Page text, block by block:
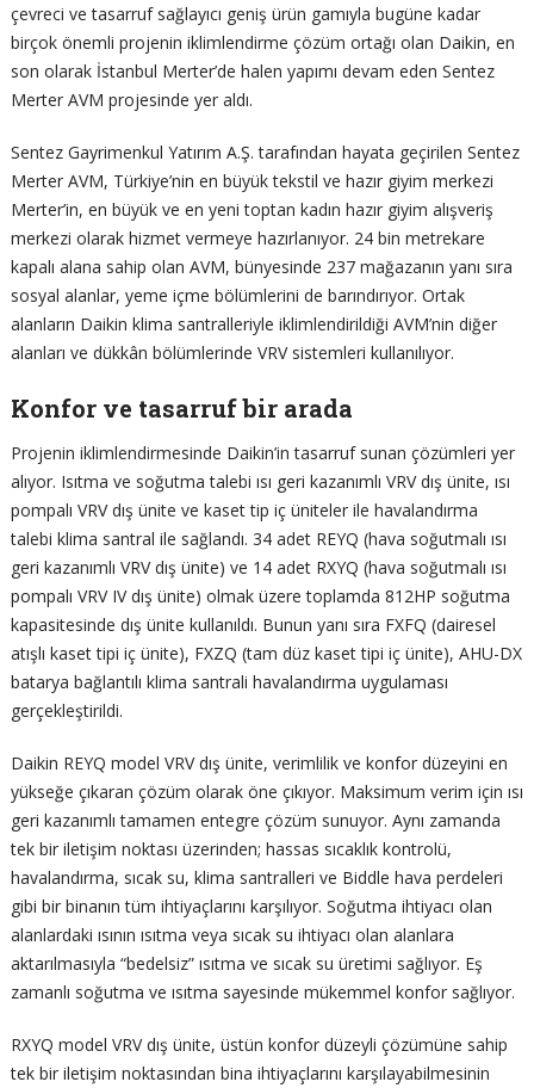
çevreci ve tasarruf sağlayıcı geniş ürün gamıyla bugüne kadar
birçok önemli projenin iklimlendirme çözüm ortağı olan Daikin, en
son olarak İstanbul Merter’de halen yapımı devam eden Sentez
Merter AVM projesinde yer aldı.
Sentez Gayrimenkul Yatırım A.Ş. tarafından hayata geçirilen Sentez
Merter AVM, Türkiye’nin en büyük tekstil ve hazır giyim merkezi
Merter’in, en büyük ve en yeni toptan kadın hazır giyim alışveriş
merkezi olarak hizmet vermeye hazırlanıyor. 24 bin metrekare
kapalı alana sahip olan AVM, bünyesinde 237 mağazanın yanı sıra
sosyal alanlar, yeme içme bölümlerini de barındırıyor. Ortak
alanların Daikin klima santralleriyle iklimlendirildiği AVM’nin diğer
alanları ve dükkân bölümlerinde VRV sistemleri kullanılıyor.
Konfor ve tasarruf bir arada
Projenin iklimlendirmesinde Daikin’in tasarruf sunan çözümleri yer
alıyor. Isıtma ve soğutma talebi ısı geri kazanımlı VRV dış ünite, ısı
pompalı VRV dış ünite ve kaset tip iç üniteler ile havalandırma
talebi klima santral ile sağlandı. 34 adet REYQ (hava soğutmalı ısı
geri kazanımlı VRV dış ünite) ve 14 adet RXYQ (hava soğutmalı ısı
pompalı VRV IV dış ünite) olmak üzere toplamda 812HP soğutma
kapasitesinde dış ünite kullanıldı. Bunun yanı sıra FXFQ (dairesel
atışlı kaset tipi iç ünite), FXZQ (tam düz kaset tipi iç ünite), AHU-DX
batarya bağlantılı klima santrali havalandırma uygulaması
gerçekleştirildi.
Daikin REYQ model VRV dış ünite, verimlilik ve konfor düzeyini en
yükseğe çıkaran çözüm olarak öne çıkıyor. Maksimum verim için ısı
geri kazanımlı tamamen entegre çözüm sunuyor. Aynı zamanda
tek bir iletişim noktası üzerinden; hassas sıcaklık kontrolü,
havalandırma, sıcak su, klima santralleri ve Biddle hava perdeleri
gibi bir binanın tüm ihtiyaçlarını karşılıyor. Soğutma ihtiyacı olan
alanlardaki ısının ısıtma veya sıcak su ihtiyacı olan alanlara
aktarılmasıyla “bedelsiz” ısıtma ve sıcak su üretimi sağlıyor. Eş
zamanlı soğutma ve ısıtma sayesinde mükemmel konfor sağlıyor.
RXYQ model VRV dış ünite, üstün konfor düzeyli çözümüne sahip
tek bir iletişim noktasından bina ihtiyaçlarını karşılayabilmesinin